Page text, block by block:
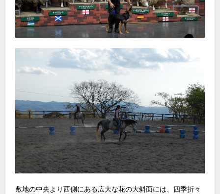
敷地の中央より西側にある広大な花の大斜面には、四季折々